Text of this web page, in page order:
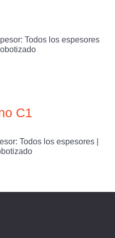
Todos los espesores
C1
Todos los espesores |